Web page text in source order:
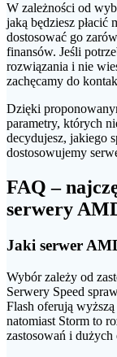
W zależności od
jaką będziesz płacić
dostosować go
finansów. Jeśli
rozwiązania i nie
zachęcamy do
Dzięki
parametry, których
decydujesz, jakiego
dostosowujemy
FAQ –
serwery
Jaki serwer
Wybór zależy od
Serwery Speed
Flash oferują
natomiast Storm to
zastosowań i dużych